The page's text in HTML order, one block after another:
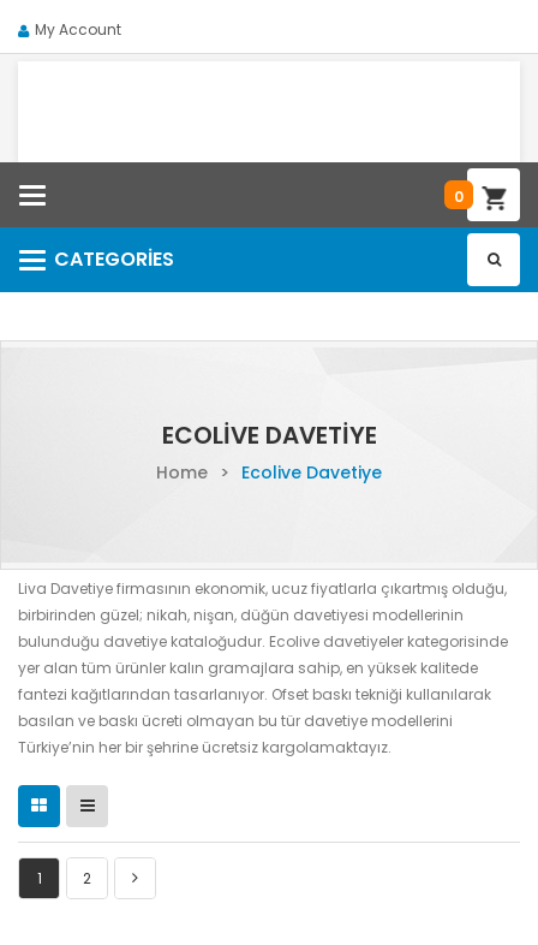
My Account
0
CATEGORIES
Categories
ECOLIVE DAVETIYE
Home > Ecolive Davetiye
Liva Davetiye firmasının ekonomik, ucuz fiyatlarla çıkartmış olduğu,
birbirinden güzel; nikah, nişan, düğün davetiyesi modellerinin
bulunduğu davetiye kataloğudur. Ecolive davetiyeler kategorisinde
yer alan tüm ürünler kalın gramajlara sahip, en yüksek kalitede
fantezi kağıtlarından tasarlanıyor. Ofset baskı tekniği kullanılarak
basılan ve baskı ücreti olmayan bu tür davetiye modellerini
Türkiye’nin her bir şehrine ücretsiz kargolamaktayız.
1 2